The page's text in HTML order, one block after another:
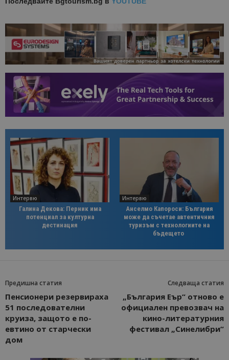
Интервю
Галина Декова: Перник има
потенциал за културна
дестинация
Интервю
Анселмо Капороси: България
може да съчетае автентичния
туризъм с технологиите на
бъдещето
Предишна статия
Пенсионери резервираха
51 последователни
круиза, защото е по-
евтино от старчески
дом
Следваща статия
„България Еър“ отново е
официален превозвач на
кино-литературния
фестивал „Синелибри“